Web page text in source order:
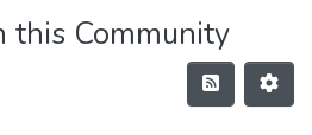
this Community